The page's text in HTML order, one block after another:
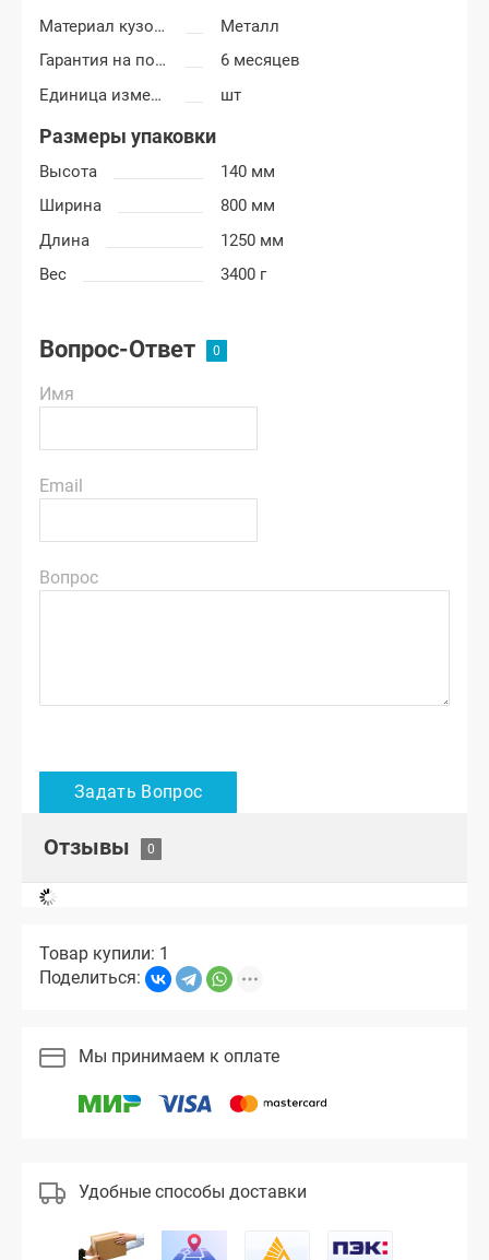
Материал кузовных деталей
Металл
Гарантия на покраску
6 месяцев
Единица измерения
шт
Размеры упаковки
Высота
140 мм
Ширина
800 мм
Длина
1250 мм
Вес
3400 г
Вопрос-Ответ
Имя
Email
Вопрос
Отзывы
Товар купили: 1
Поделиться:
Мы принимаем к оплате
Удобные способы доставки